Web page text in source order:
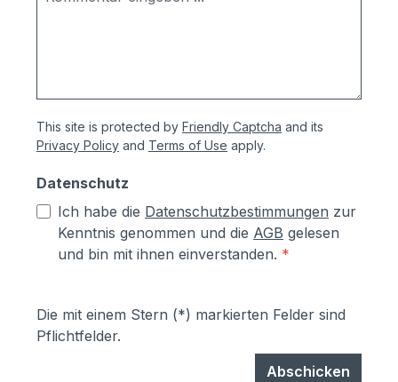
This site is protected by Friendly Captcha and its
Privacy Policy and Terms of Use apply.
Datenschutz
Ich habe die Datenschutzbestimmungen zur
Kenntnis genommen und die AGB gelesen
und bin mit ihnen einverstanden. *
Die mit einem Stern (*) markierten Felder sind
Pflichtfelder.
Abschicken